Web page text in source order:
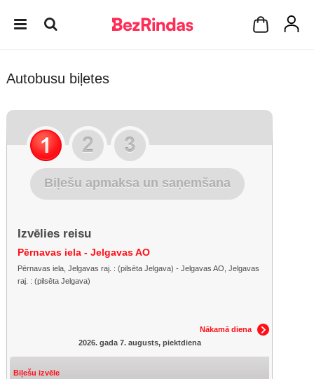
Autobusu biļetes
Biļešu apmaksa un saņemšana
Izvēlies reisu
Pērnavas iela - Jelgavas AO
Pērnavas iela, Jelgavas raj. : (pilsēta Jelgava) - Jelgavas AO, Jelgavas
raj. : (pilsēta Jelgava)
Nākamā diena
2026. gada 7. augusts, piektdiena
Biļešu izvēle